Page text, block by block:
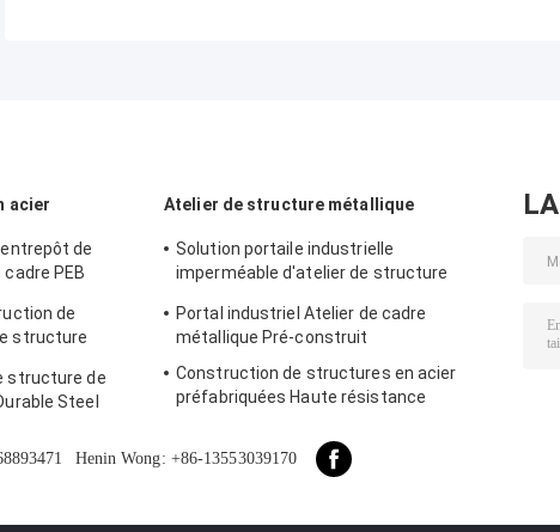
acier
de
PEB
de
structure
structure de
Steel
Atelier de structure métallique
Solution portaile industrielle
imperméable d'atelier de structure
Portal industriel Atelier de cadre
métallique Pré-construit
Construction de structures en acier
préfabriquées Haute résistance
Henin Wong: +86-13553039170